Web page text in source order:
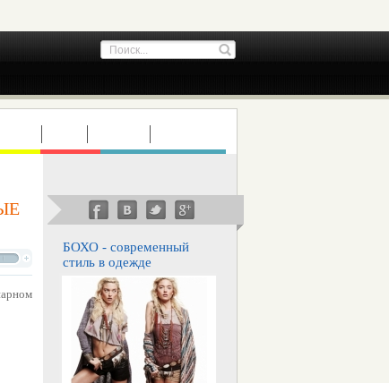
БОХО - современный
стиль в одежде